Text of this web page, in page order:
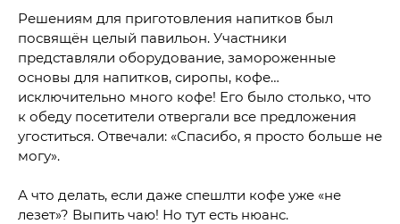
Решениям для приготовления напитков был
посвящён целый павильон. Участники
представляли оборудование, замороженные
основы для напитков, сиропы, кофе…
исключительно много кофе! Его было столько, что
к обеду посетители отвергали все предложения
угоститься. Отвечали: «Спасибо, я просто больше не
могу».
А что делать, если даже спешлти кофе уже «не
лезет»? Выпить чаю! Но тут есть нюанс.